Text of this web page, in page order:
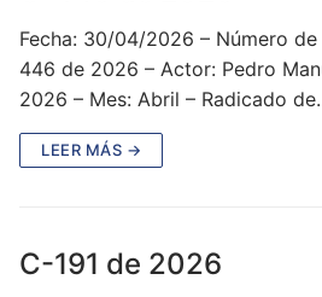
Fecha: 30/04/2026 – Número
446 de 2026 – Actor: Pedro
2026 – Mes: Abril – Radicado
LEER MÁS →
C-191 de 2026